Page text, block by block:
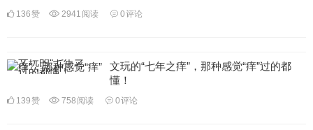
136赞 2941 阅读 0评论
文玩的“七年之痒”，那种感觉“痒”过的都
懂！
139赞 758 阅读 0评论